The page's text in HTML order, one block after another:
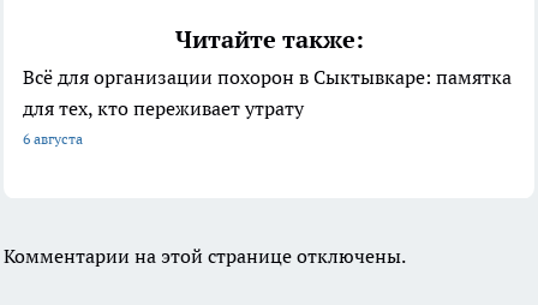
Читайте также:
Всё для организации похорон в Сыктывкаре: памятка
для тех, кто переживает утрату
6 августа
Комментарии на этой странице отключены.